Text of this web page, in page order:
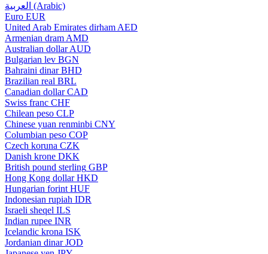
العربية (Arabic)
Euro EUR
United Arab Emirates dirham AED
Armenian dram AMD
Australian dollar AUD
Bulgarian lev BGN
Bahraini dinar BHD
Brazilian real BRL
Canadian dollar CAD
Swiss franc CHF
Chilean peso CLP
Chinese yuan renminbi CNY
Columbian peso COP
Czech koruna CZK
Danish krone DKK
British pound sterling GBP
Hong Kong dollar HKD
Hungarian forint HUF
Indonesian rupiah IDR
Israeli sheqel ILS
Indian rupee INR
Icelandic krona ISK
Jordanian dinar JOD